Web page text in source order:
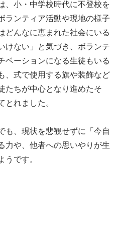
、小・中学校時代に不登校を
ランティア活動や現地の様子
どんなに恵まれた社会にいる
けない」と気づき、ボランテ
ベーションになる生徒もいる
、式で使用する旗や装飾など
たちが中心となり進めたそ
とれました。
も、現状を悲観せずに「今自
力や、他者への思いやりが生
うです。